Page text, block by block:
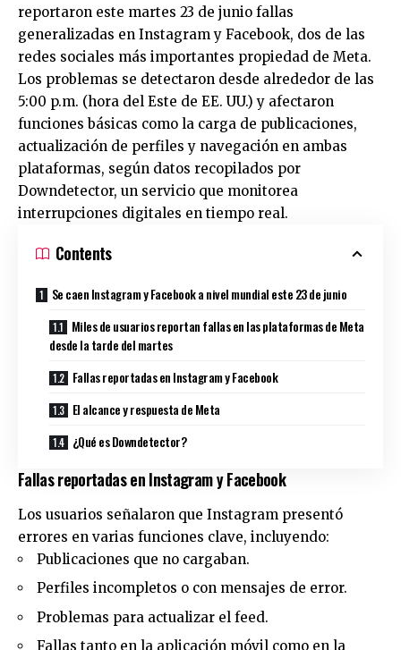
reportaron este martes 23 de junio fallas
generalizadas en Instagram y Facebook, dos de las
redes sociales más importantes propiedad de Meta.
Los problemas se detectaron desde alrededor de las
5:00 p.m. (hora del Este de EE. UU.) y afectaron
funciones básicas como la carga de publicaciones,
actualización de perfiles y navegación en ambas
plataformas, según datos recopilados por
Downdetector, un servicio que monitorea
interrupciones digitales en tiempo real.
Contents
Se caen Instagram y Facebook a nivel mundial este 23 de junio
Miles de usuarios reportan fallas en las plataformas de Meta
desde la tarde del martes
Fallas reportadas en Instagram y Facebook
El alcance y respuesta de Meta
¿Qué es Downdetector?
Fallas reportadas en Instagram y Facebook
Los usuarios señalaron que Instagram presentó
errores en varias funciones clave, incluyendo:
Publicaciones que no cargaban.
Perfiles incompletos o con mensajes de error.
Problemas para actualizar el feed.
Fallas tanto en la aplicación móvil como en la